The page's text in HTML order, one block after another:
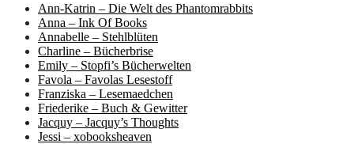
Ann-Katrin – Die Welt des Phantomrabbits
Anna – Ink Of Books
Annabelle – Stehlblüten
Charline – Bücherbrise
Emily – Stopfi’s Bücherwelten
Favola – Favolas Lesestoff
Franziska – Lesemaedchen
Friederike – Buch & Gewitter
Jacquy – Jacquy’s Thoughts
Jessi – xobooksheaven